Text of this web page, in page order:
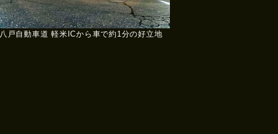
八戸自動車道 軽米ICから車で約1分の好立地